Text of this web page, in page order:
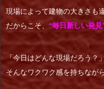
現場によって建物の大きさも
だからこそ、 “毎日新しい発見
「今日はどんな現場だろう？」
そんなワクワク感を持ちなが